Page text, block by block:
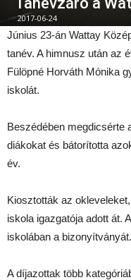
2017-06-24
Június 23-án Wattay
tanév. A himnusz után az
Fülöpné Horváth Mónika
iskolát.
Beszédében megdicsérte
diákokat és bátorította
év.
Kiosztották az
iskola igazgatója adott át.
iskolában a bizonyítványát.
A díjazottak több